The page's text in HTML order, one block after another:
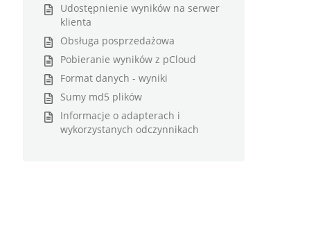
Udostępnienie wyników na serwer
klienta
Obsługa posprzedażowa
Pobieranie wyników z pCloud
Format danych - wyniki
Sumy md5 plików
Informacje o adapterach i
wykorzystanych odczynnikach